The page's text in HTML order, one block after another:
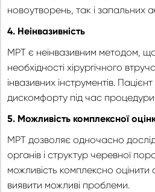
новоутворень, так і запальних
4. Неінвазивність
МРТ є неінвазивним методом, що
необхідності хірургічного
інвазивних інструментів.
дискомфорту під час
5. Можливість комплексної
МРТ дозволяє одночасно
органів і структур черевної
можливість комплексно оцінити
виявити можливі проблеми.